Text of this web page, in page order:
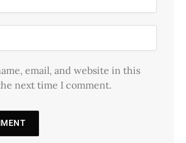
email, and website in this
next time I comment.